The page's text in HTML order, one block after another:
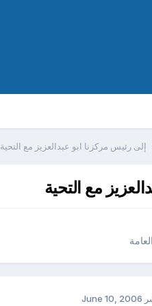
إلى رئيس مركزنا ابو عبدالعزيز مع التحية
مع التحية
June 10, 2006